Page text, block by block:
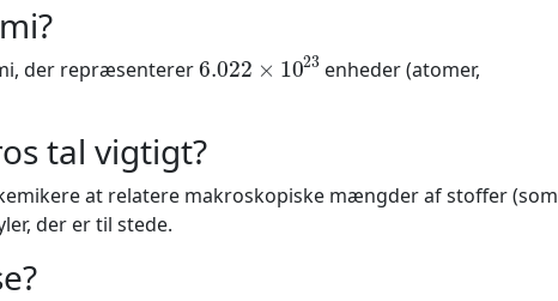
der repræsenterer
23
enheder (atomer,
tal vigtigt?
at relatere makroskopiske mængder af stoffer (som
der er til stede.